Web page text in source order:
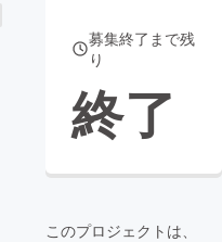
募集終了まで残
り
終了
このプロジェクトは、